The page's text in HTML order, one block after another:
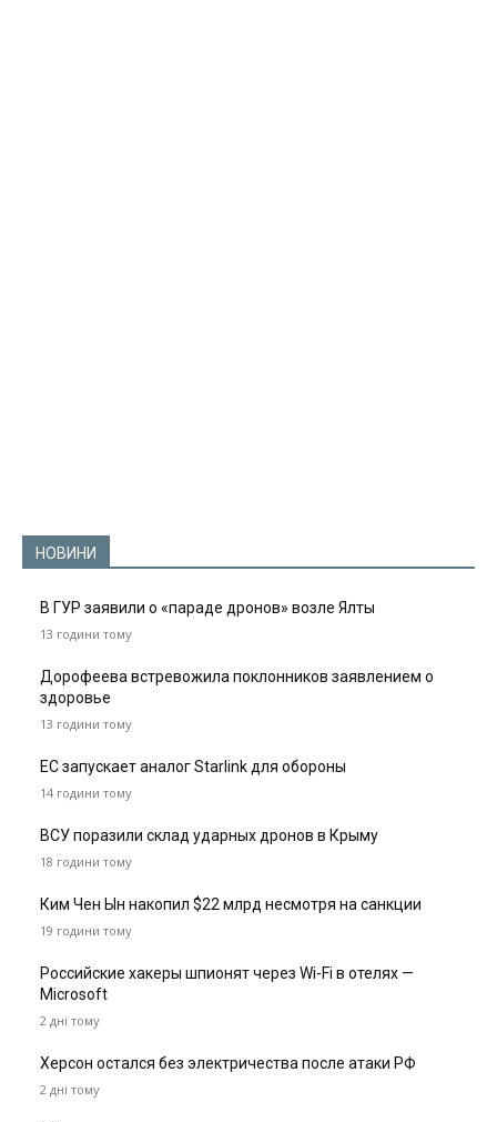
НОВИНИ
В ГУР заявили о «параде дронов» возле Ялты
13 години тому
Дорофеева встревожила поклонников заявлением о
здоровье
13 години тому
ЕС запускает аналог Starlink для обороны
14 години тому
ВСУ поразили склад ударных дронов в Крыму
18 години тому
Ким Чен Ын накопил $22 млрд несмотря на санкции
19 години тому
Российские хакеры шпионят через Wi-Fi в отелях —
Microsoft
2 дні тому
Херсон остался без электричества после атаки РФ
2 дні тому